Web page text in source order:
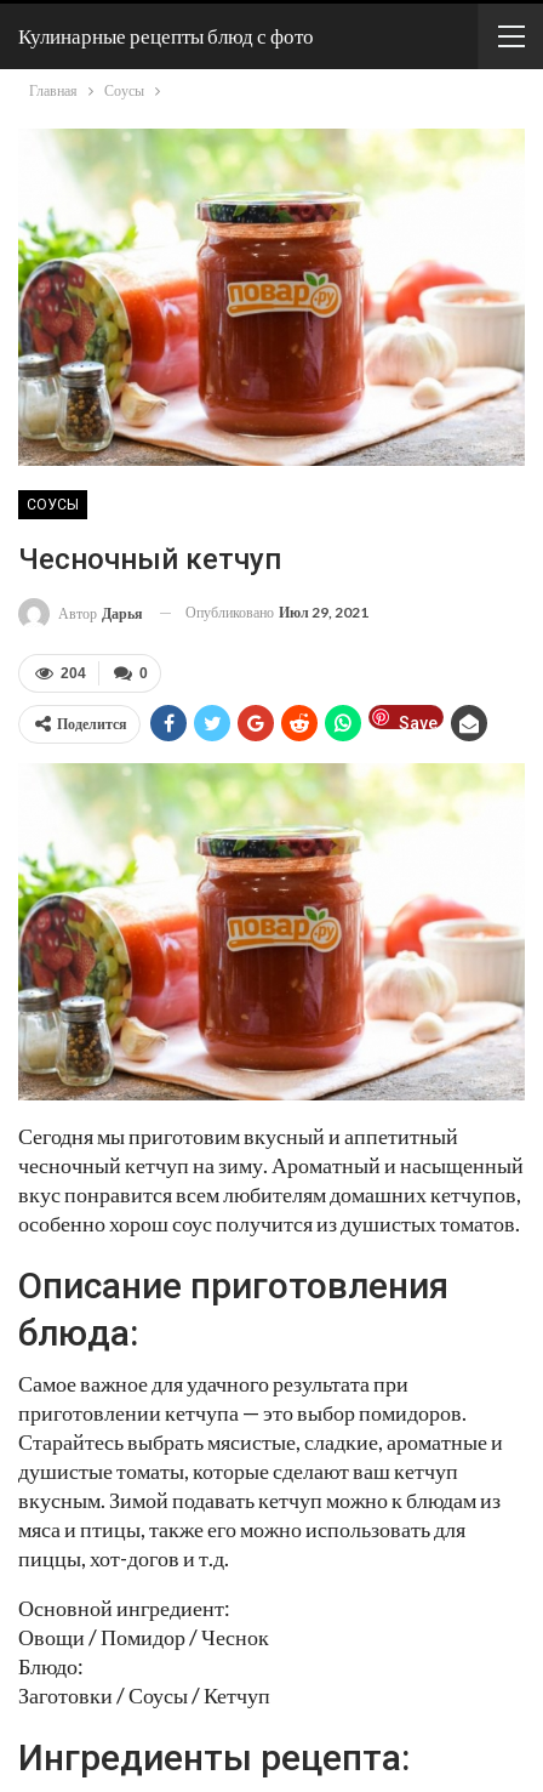
Кулинарные рецепты блюд с фото
Главная Соусы
СОУСЫ
Чесночный кетчуп
Автор Дарья Опубликовано Июл 29, 2021
0
204
Поделится Save
Сегодня мы приготовим вкусный и аппетитный
чесночный кетчуп на зиму. Ароматный и насыщенный
вкус понравится всем любителям домашних кетчупов,
особенно хорош соус получится из душистых томатов.
Описание приготовления
блюда:
Самое важное для удачного результата при
приготовлении кетчупа — это выбор помидоров.
Старайтесь выбрать мясистые, сладкие, ароматные и
душистые томаты, которые сделают ваш кетчуп
вкусным. Зимой подавать кетчуп можно к блюдам из
мяса и птицы, также его можно использовать для
пиццы, хот-догов и т.д.
Основной ингредиент:
Овощи / Помидор / Чеснок
Блюдо:
Заготовки / Соусы / Кетчуп
Ингредиенты рецепта: